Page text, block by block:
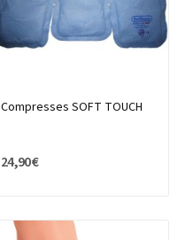
Compresses SOFT TOUCH
24,90 €